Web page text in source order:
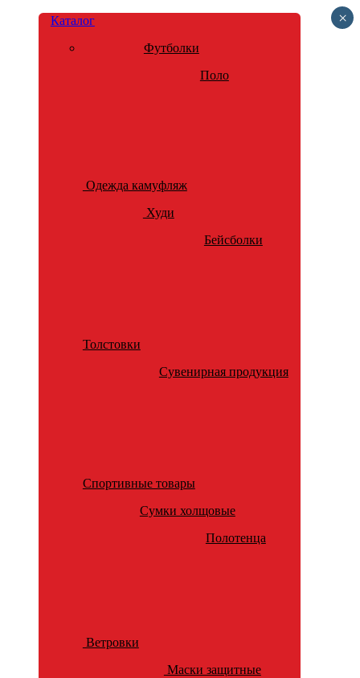
Каталог
Футболки
Поло
Одежда камуфляж
Худи
Бейсболки
Толстовки
Сувенирная продукция
Спортивные товары
Сумки холщовые
Полотенца
Ветровки
Маски защитные
×